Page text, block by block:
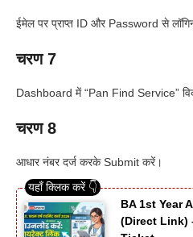
ईमेल पर प्राप्त ID और Password से
चरण 7
Dashboard में “Pan Find Service”
चरण 8
आधार नंबर दर्ज करके Submit करें।
BA 1st Year
(Direct Link)